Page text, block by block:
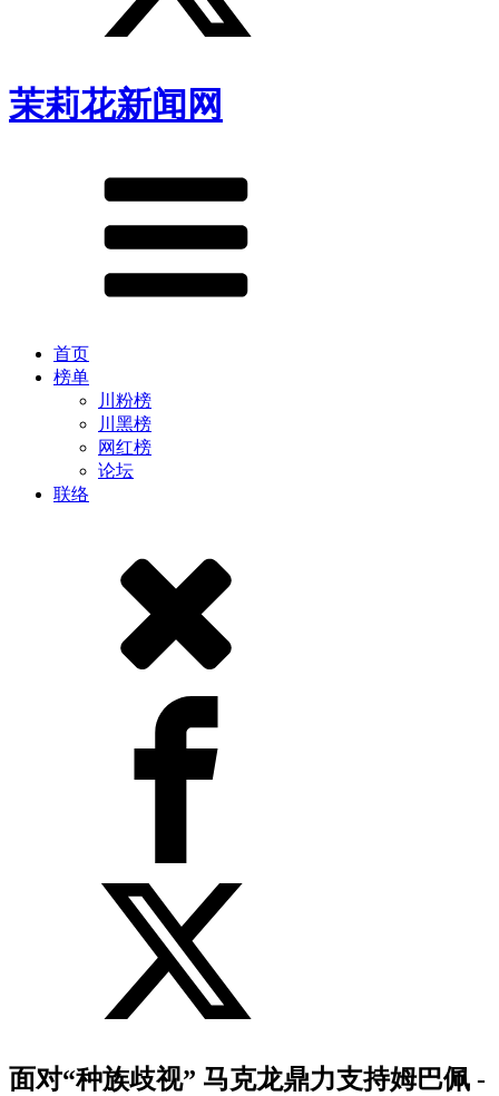
茉莉花新闻网
首页
榜单
川粉榜
川黑榜
网红榜
论坛
联络
面对“种族歧视” 马克龙鼎力支持姆巴佩 -